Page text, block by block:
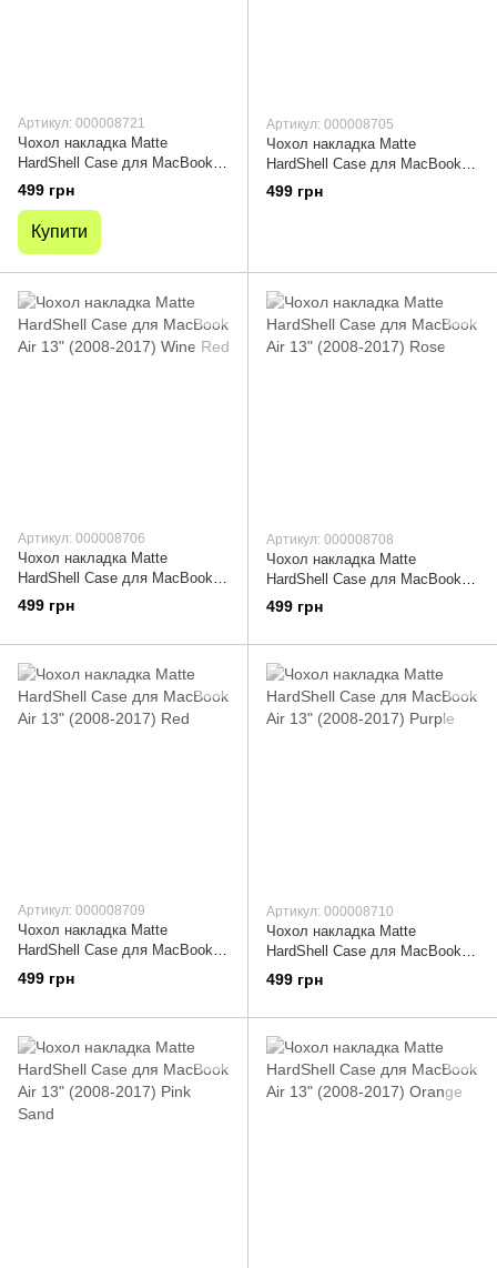
Артикул: 000008721
Чохол накладка Matte
HardShell Case для MacBook
Air 13" (2008-2017) Black
499 грн
Купити
Артикул: 000008705
Чохол накладка Matte
HardShell Case для MacBook
Air 13" (2008-2017) Прозорий
499 грн
Артикул: 000008706
Чохол накладка Matte
HardShell Case для MacBook
Air 13" (2008-2017) Wine Red
499 грн
Артикул: 000008708
Чохол накладка Matte
HardShell Case для MacBook
Air 13" (2008-2017) Rose
499 грн
Артикул: 000008709
Чохол накладка Matte
HardShell Case для MacBook
Air 13" (2008-2017) Red
499 грн
Артикул: 000008710
Чохол накладка Matte
HardShell Case для MacBook
Air 13" (2008-2017) Purple
499 грн